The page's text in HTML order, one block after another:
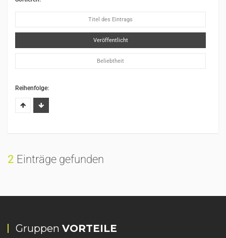
Titel des Eintrags
Veröffentlicht
Beliebtheit
Reihenfolge:
2 Einträge gefunden
Gruppen VORTEILE